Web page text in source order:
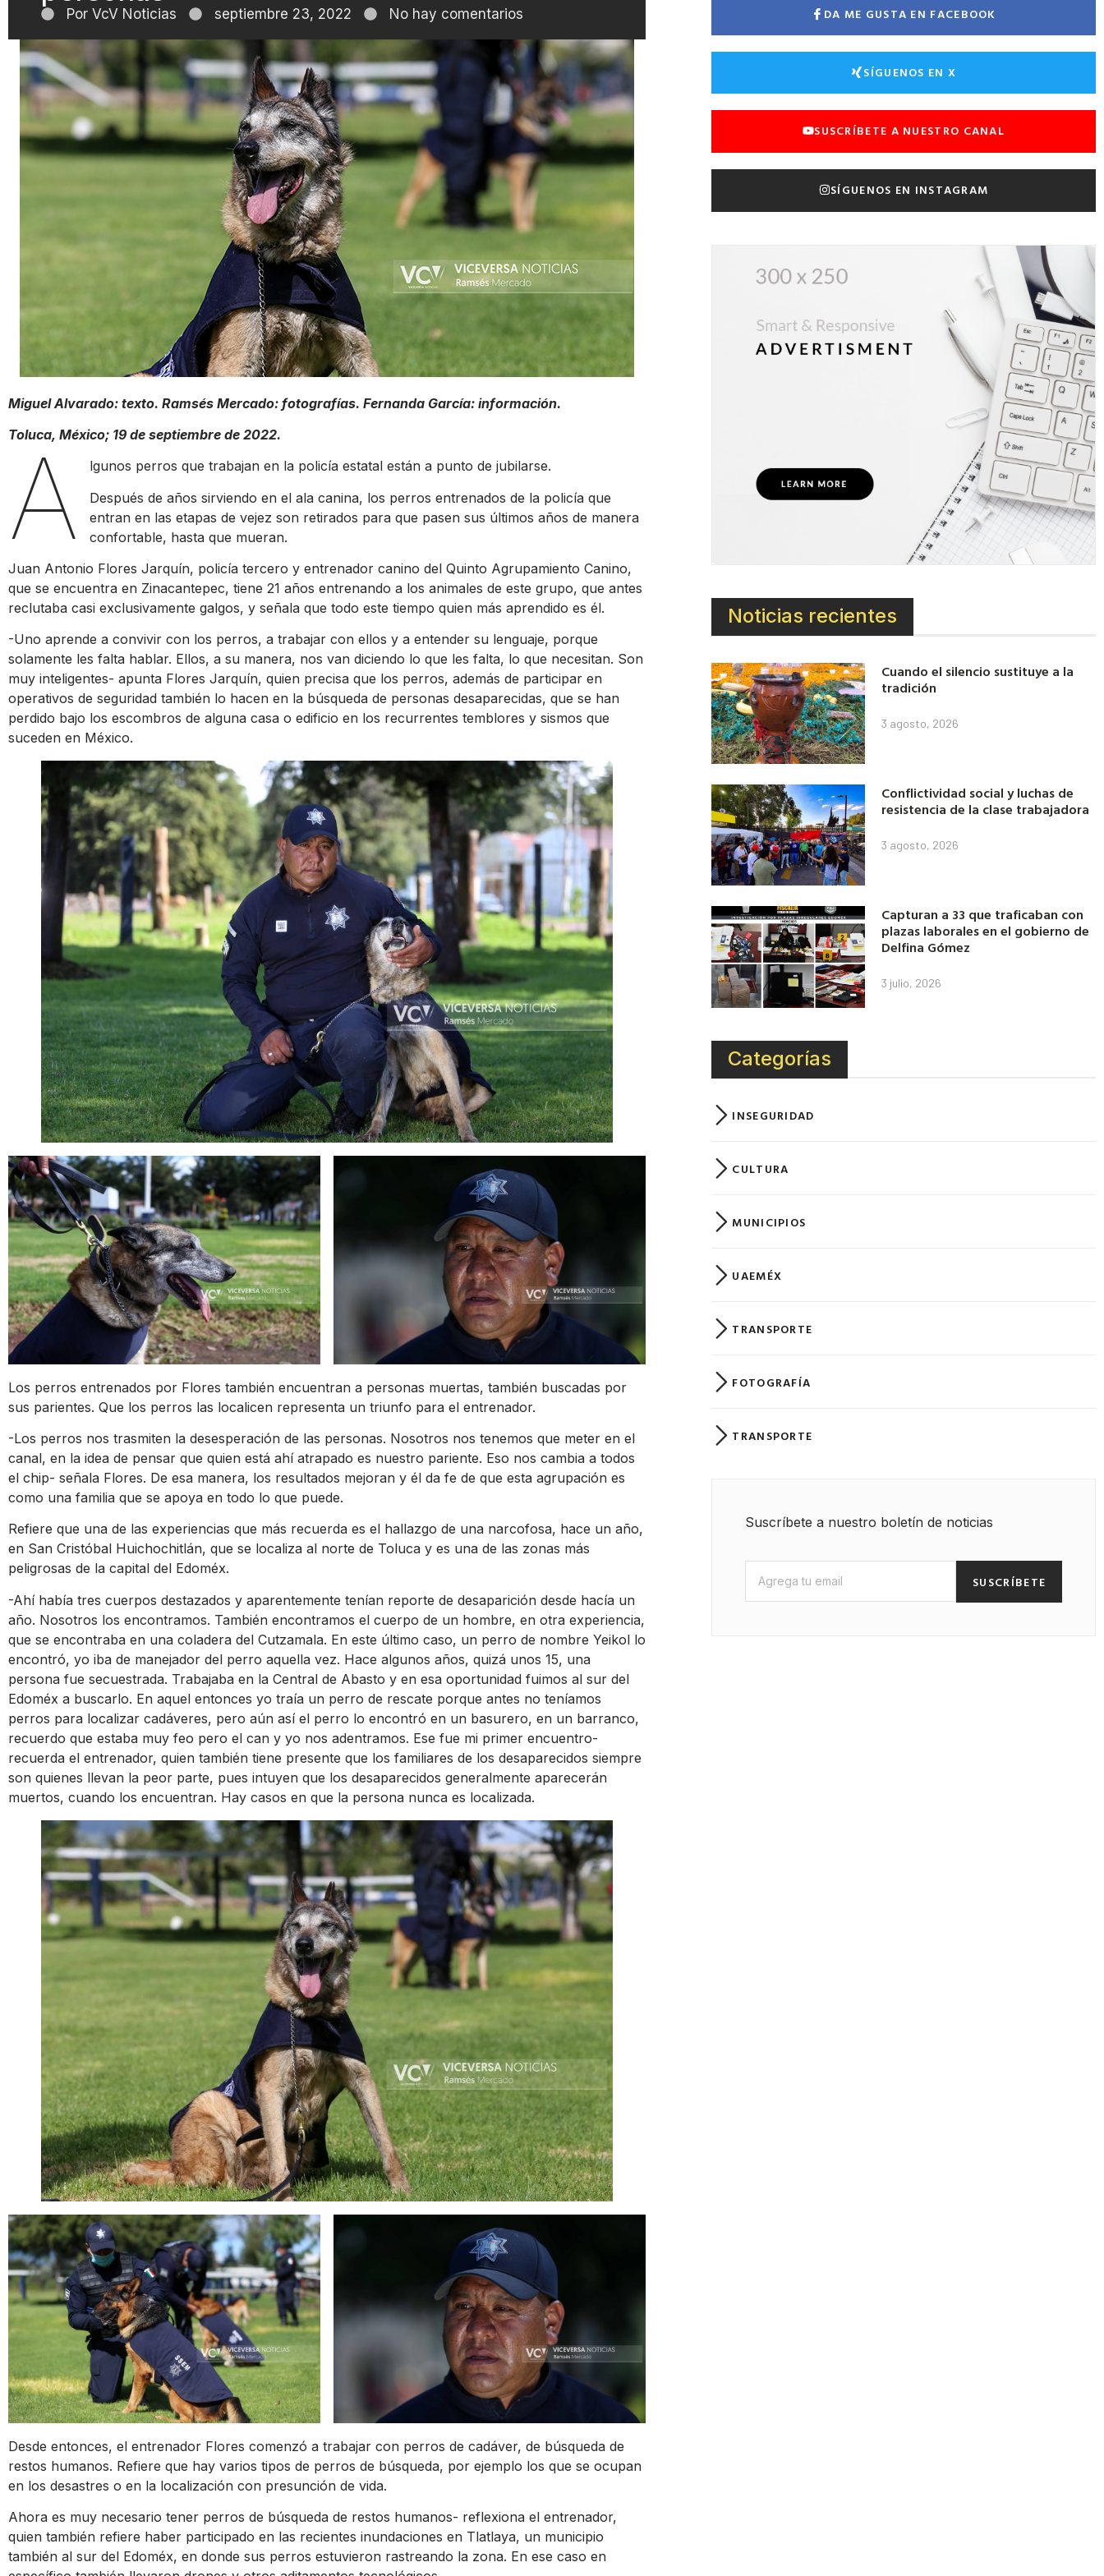
Por VcV Noticias septiembre 23, 2022 No hay comentarios
Miguel Alvarado: texto. Ramsés Mercado: fotografías. Fernanda García: información.
Toluca, México; 19 de septiembre de 2022.
A
lgunos perros que trabajan en la policía estatal están a punto de jubilarse.
Después de años sirviendo en el ala canina, los perros entrenados de la policía que
entran en las etapas de vejez son retirados para que pasen sus últimos años de manera
confortable, hasta que mueran.
Juan Antonio Flores Jarquín, policía tercero y entrenador canino del Quinto Agrupamiento Canino,
que se encuentra en Zinacantepec, tiene 21 años entrenando a los animales de este grupo, que antes
reclutaba casi exclusivamente galgos, y señala que todo este tiempo quien más aprendido es él.
-Uno aprende a convivir con los perros, a trabajar con ellos y a entender su lenguaje, porque
solamente les falta hablar. Ellos, a su manera, nos van diciendo lo que les falta, lo que necesitan. Son
muy inteligentes- apunta Flores Jarquín, quien precisa que los perros, además de participar en
operativos de seguridad también lo hacen en la búsqueda de personas desaparecidas, que se han
perdido bajo los escombros de alguna casa o edificio en los recurrentes temblores y sismos que
suceden en México.
Los perros entrenados por Flores también encuentran a personas muertas, también buscadas por
sus parientes. Que los perros las localicen representa un triunfo para el entrenador.
-Los perros nos trasmiten la desesperación de las personas. Nosotros nos tenemos que meter en el
canal, en la idea de pensar que quien está ahí atrapado es nuestro pariente. Eso nos cambia a todos
el chip- señala Flores. De esa manera, los resultados mejoran y él da fe de que esta agrupación es
como una familia que se apoya en todo lo que puede.
Refiere que una de las experiencias que más recuerda es el hallazgo de una narcofosa, hace un año,
en San Cristóbal Huichochitlán, que se localiza al norte de Toluca y es una de las zonas más
peligrosas de la capital del Edoméx.
-Ahí había tres cuerpos destazados y aparentemente tenían reporte de desaparición desde hacía un
año. Nosotros los encontramos. También encontramos el cuerpo de un hombre, en otra experiencia,
que se encontraba en una coladera del Cutzamala. En este último caso, un perro de nombre Yeikol lo
encontró, yo iba de manejador del perro aquella vez. Hace algunos años, quizá unos 15, una
persona fue secuestrada. Trabajaba en la Central de Abasto y en esa oportunidad fuimos al sur del
Edoméx a buscarlo. En aquel entonces yo traía un perro de rescate porque antes no teníamos
perros para localizar cadáveres, pero aún así el perro lo encontró en un basurero, en un barranco,
recuerdo que estaba muy feo pero el can y yo nos adentramos. Ese fue mi primer encuentro-
recuerda el entrenador, quien también tiene presente que los familiares de los desaparecidos siempre
son quienes llevan la peor parte, pues intuyen que los desaparecidos generalmente aparecerán
muertos, cuando los encuentran. Hay casos en que la persona nunca es localizada.
Desde entonces, el entrenador Flores comenzó a trabajar con perros de cadáver, de búsqueda de
restos humanos. Refiere que hay varios tipos de perros de búsqueda, por ejemplo los que se ocupan
en los desastres o en la localización con presunción de vida.
Ahora es muy necesario tener perros de búsqueda de restos humanos- reflexiona el entrenador,
quien también refiere haber participado en las recientes inundaciones en Tlatlaya, un municipio
también al sur del Edoméx, en donde sus perros estuvieron rastreando la zona. En ese caso en
DA ME GUSTA EN FACEBOOK
SÍGUENOS EN X
SUSCRÍBETE A NUESTRO CANAL
SÍGUENOS EN INSTAGRAM
Noticias recientes
Cuando el silencio sustituye a la
tradición
3 agosto, 2026
Conflictividad social y luchas de
resistencia de la clase trabajadora
3 agosto, 2026
Capturan a 33 que traficaban con
plazas laborales en el gobierno de
Delfina Gómez
3 julio, 2026
Categorías
INSEGURIDAD
CULTURA
MUNICIPIOS
UAEMÉX
TRANSPORTE
FOTOGRAFÍA
TRANSPORTE
Suscríbete a nuestro boletín de noticias
SUSCRÍBETE